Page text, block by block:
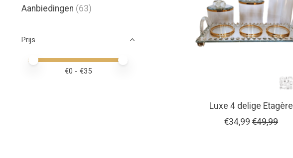
Aanbiedingen (63)
Prijs
Minimale prijswaarde
Price maximum value
€0 - €35
Luxe 4 delige Etagère
€34,99 €49,99